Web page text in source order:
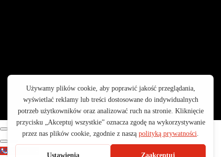
© 2003 - 2025 GALOP - Wyposażenie Rolnictwa | Wykonanie:
CreativeOne
665 199 755